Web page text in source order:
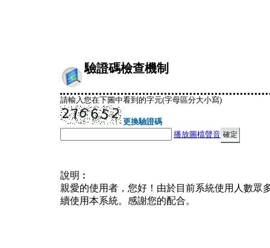
驗證碼檢查機制
請輸入您在下圖中看到的字元(字母區分大小寫)
更換驗證碼
播放圖檔聲音
說明︰
親愛的使用者，您好！由於目前系統使用人數眾
續使用本系統。感謝您的配合。